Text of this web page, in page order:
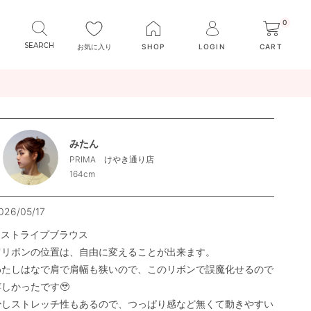
お気に入り SHOP LOGIN
0
CART
みたん
PRIMA けやき通り店
164cm
05/17
トライプブラウス
ボンの位置は、自由に変えることが出来ます。
しはなで肩で肩幅も狭いので、このリボンで誤魔化せるので
かったです🥹
ストレッチ性もあるので、つっぱり感など無くて動きやすい